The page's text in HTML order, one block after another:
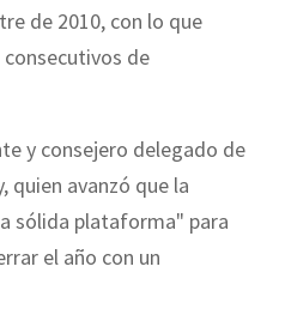
de 2010, con lo que
de
y consejero delegado de
quien avanzó que la
sólida plataforma" para
el año con un